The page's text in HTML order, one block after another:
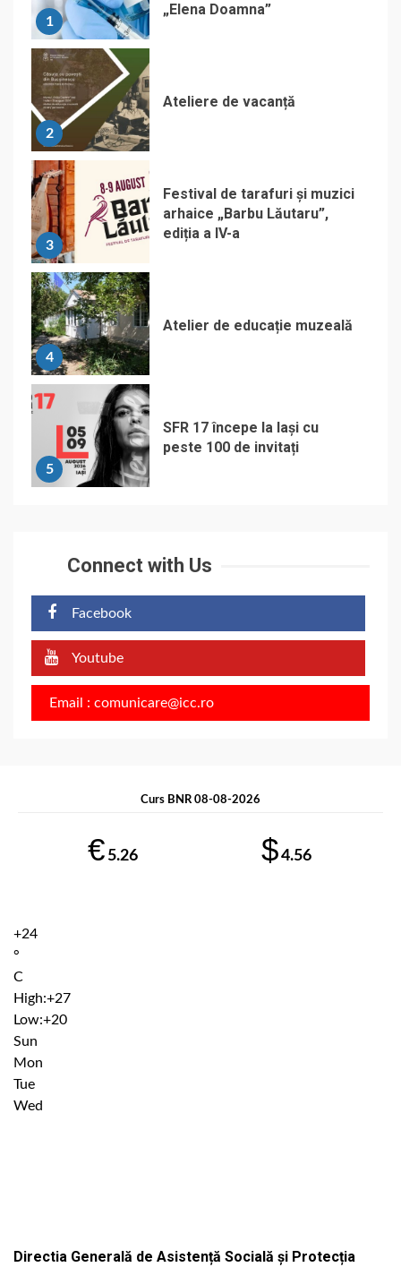
1
„Elena Doamna”
2
Ateliere de vacanță
3
Festival de tarafuri și muzici
arhaice „Barbu Lăutaru”,
ediția a IV-a
4
Atelier de educație muzeală
5
SFR 17 începe la Iași cu
peste 100 de invitați
Connect with Us
Facebook
Youtube
Email : comunicare@icc.ro
Curs BNR 08-08-2026
€ 5.26 $4.56
+24
°
C
High:+27
Low:+20
Sun
Mon
Tue
Wed
Directia Generală de Asistență Socială și Protecția